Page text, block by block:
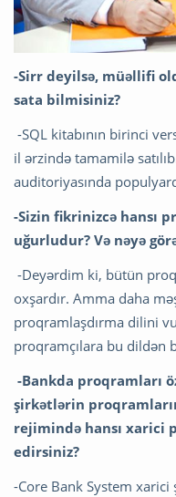
-Sirr deyilsə, müəllifi
sata bilmisiniz?
-SQL kitabının birinci
il ərzində tamamilə
auditoriyasında
-Sizin fikrinizcə hansı
uğurludur? Və nəyə
-Deyərdim ki, bütün
oxşardır. Amma daha
proqramlaşdırma dilini
proqramçılara bu dildən
-Bankda proqramları
şirkətlərin
rejimində hansı xarici
edirsiniz?
-Core Bank System